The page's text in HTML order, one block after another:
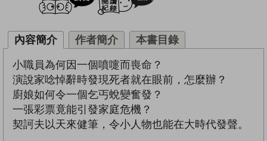
內容簡介 作者簡介 本書目錄
小職員為何因一個噴嚏而喪命？
演說家唸悼辭時發現死者就在眼前，怎麼辦？
廚娘如何令一個乞丐蛻變奮發？
一張彩票竟能引發家庭危機？
契訶夫以天來健筆，令小人物也能在大時代發聲。